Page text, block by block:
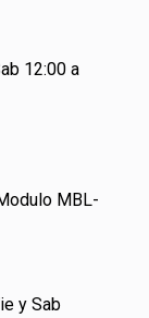
12:00 a
MBL-
y Sab